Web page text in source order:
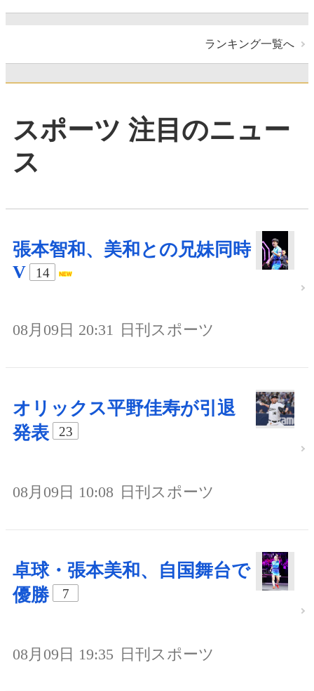
ランキング一覧へ
スポーツ 注目のニュー
ス
張本智和、美和との兄妹同時
V
14
08月09日 20:31 日刊スポーツ
オリックス平野佳寿が引退
発表
23
08月09日 10:08 日刊スポーツ
卓球・張本美和、自国舞台で
優勝
7
08月09日 19:35 日刊スポーツ